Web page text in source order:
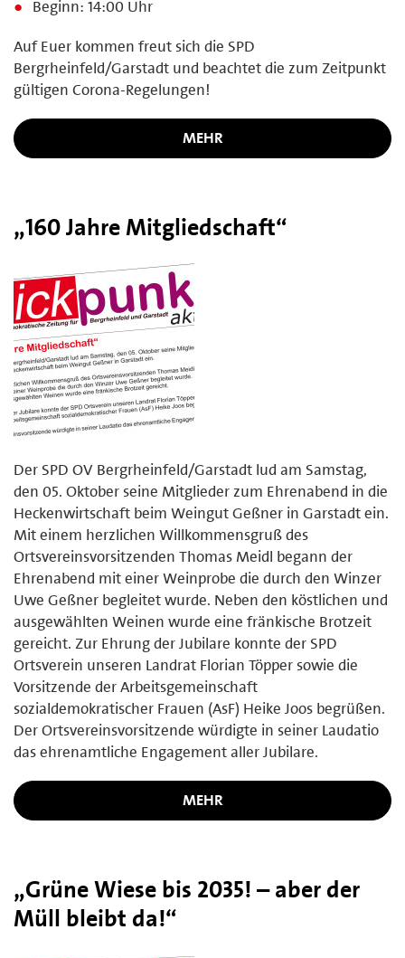
Beginn: 14:00 Uhr
Auf Euer kommen freut sich die SPD
Bergrheinfeld/Garstadt und beachtet die zum Zeitpunkt
gültigen Corona-Regelungen!
MEHR
„160 Jahre Mitgliedschaft“
Der SPD OV Bergrheinfeld/Garstadt lud am Samstag,
den 05. Oktober seine Mitglieder zum Ehrenabend in die
Heckenwirtschaft beim Weingut Geßner in Garstadt ein.
Mit einem herzlichen Willkommensgruß des
Ortsvereinsvorsitzenden Thomas Meidl begann der
Ehrenabend mit einer Weinprobe die durch den Winzer
Uwe Geßner begleitet wurde. Neben den köstlichen und
ausgewählten Weinen wurde eine fränkische Brotzeit
gereicht. Zur Ehrung der Jubilare konnte der SPD
Ortsverein unseren Landrat Florian Töpper sowie die
Vorsitzende der Arbeitsgemeinschaft
sozialdemokratischer Frauen (AsF) Heike Joos begrüßen.
Der Ortsvereinsvorsitzende würdigte in seiner Laudatio
das ehrenamtliche Engagement aller Jubilare.
MEHR
„Grüne Wiese bis 2035! – aber der
Müll bleibt da!“